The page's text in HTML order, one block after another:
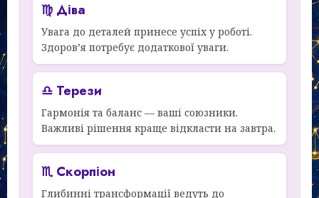
♍ Діва
Увага до деталей принесе успіх у роботі.
Здоров’я потребує додаткової уваги.
♎ Терези
Гармонія та баланс — ваші союзники.
Важливі рішення краще відкласти на завтра.
♏ Скорпіон
Глибинні трансформації ведуть до